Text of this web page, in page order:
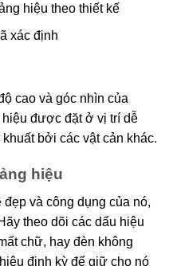
hiệu theo thiết kế
xác định
cao và góc nhìn của
được đặt ở vị trí dễ
bởi các vật cản khác.
hiệu
và công dụng của nó,
theo dõi các dấu hiệu
chữ, hay đèn không
định kỳ để giữ cho nó